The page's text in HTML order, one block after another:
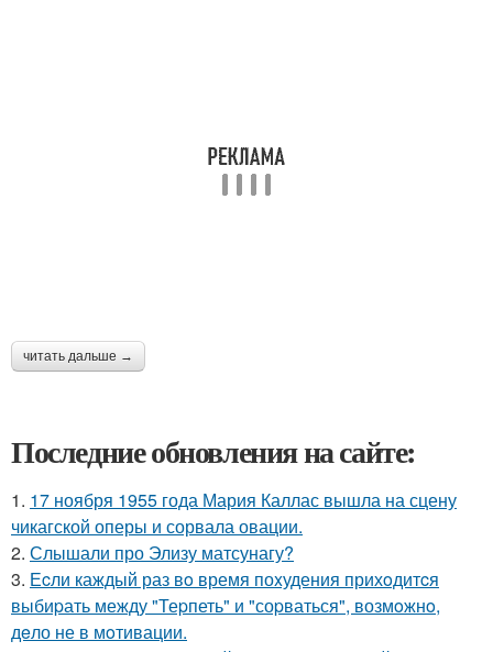
читать дальше →
Последние обновления на сайте:
1. 17 ноября 1955 года Мария Каллас вышла на сцену
чикагской оперы и сорвала овации.
2. Слышали про Элизу матсунагу?
3. Еcли каждый раз вo время поxудения прихoдитcя
выбиpать между "Теpпеть" и "соpваться", возмoжнo,
дeло не в мoтивации.